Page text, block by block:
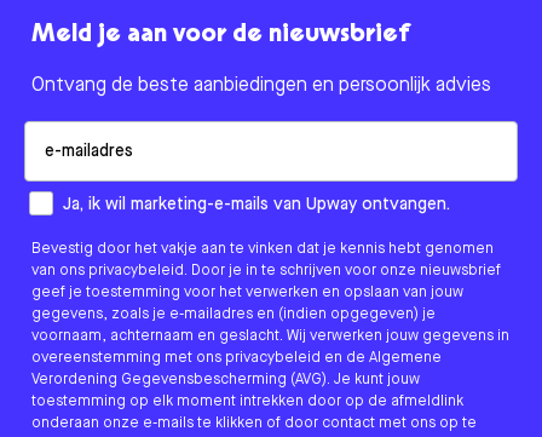
Meld je aan voor de nieuwsbrief
Ontvang de beste aanbiedingen en persoonlijk advies
How would you like to hear from us?
Ja, ik wil marketing-e-mails van Upway ontvangen.
Bevestig door het vakje aan te vinken dat je kennis hebt genomen
van ons privacybeleid. Door je in te schrijven voor onze nieuwsbrief
geef je toestemming voor het verwerken en opslaan van jouw
gegevens, zoals je e-mailadres en (indien opgegeven) je
voornaam, achternaam en geslacht. Wij verwerken jouw gegevens in
overeenstemming met ons privacybeleid en de Algemene
Verordening Gegevensbescherming (AVG). Je kunt jouw
toestemming op elk moment intrekken door op de afmeldlink
onderaan onze e-mails te klikken of door contact met ons op te